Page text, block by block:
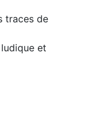
traces de
et